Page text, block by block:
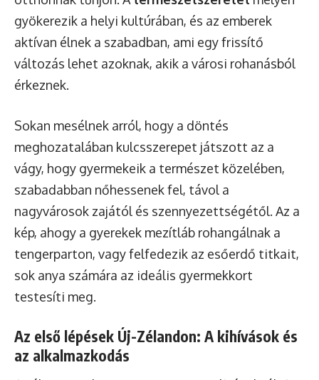
gyökerezik a helyi kultúrában, és az emberek
aktívan élnek a szabadban, ami egy frissítő
változás lehet azoknak, akik a városi rohanásból
érkeznek.
Sokan mesélnek arról, hogy a döntés
meghozatalában kulcsszerepet játszott az a
vágy, hogy gyermekeik a természet közelében,
szabadabban nőhessenek fel, távol a
nagyvárosok zajától és szennyezettségétől. Az a
kép, ahogy a gyerekek mezítláb rohangálnak a
tengerparton, vagy felfedezik az esőerdő titkait,
sok anya számára az ideális gyermekkort
testesíti meg.
Az első lépések Új-Zélandon: A kihívások és
az alkalmazkodás